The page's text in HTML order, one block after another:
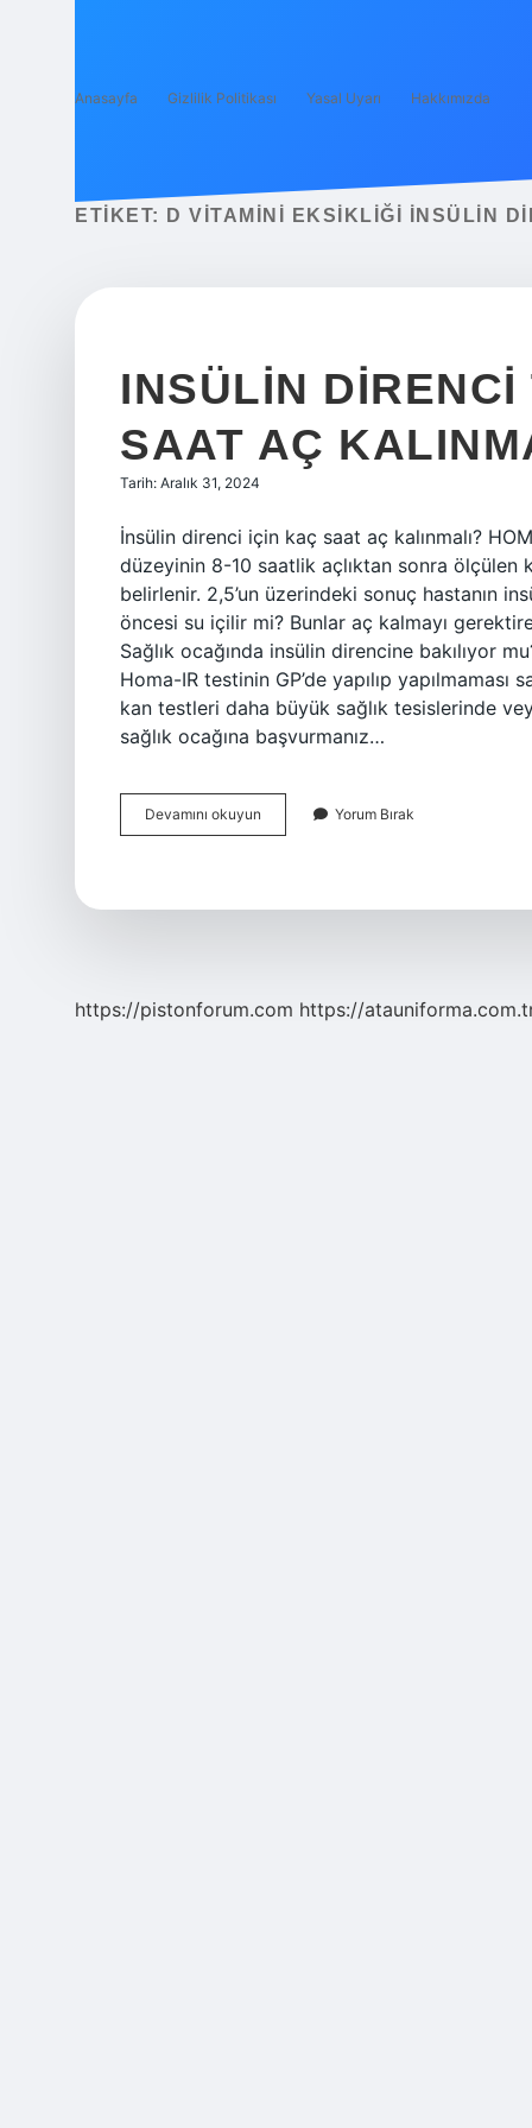
Anasayfa Gizlilik Politikası Yasal Uyarı Hakkımızda
ETIKET: D VITAMINI EKSIKLIĞI INSÜLIN
INSÜLIN
SAAT AÇ
Tarih: Aralık 31, 2024
İnsülin direnci için kaç saat aç kalınmalı?
düzeyinin 8-10 saatlik açlıktan sonra ölçülen
belirlenir. 2,5’un üzerindeki sonuç hastanın
öncesi su içilir mi? Bunlar aç kalmayı
Sağlık ocağında insülin direncine bakılıyor
Homa-IR testinin GP’de yapılıp yapılmaması
kan testleri daha büyük sağlık tesislerinde
sağlık ocağına başvurmanız…
Devamını okuyun
Direnci
Yorum Bırak
https://pistonforum.com https://